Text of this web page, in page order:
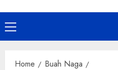
Primary
Menu
Home
Buah Naga